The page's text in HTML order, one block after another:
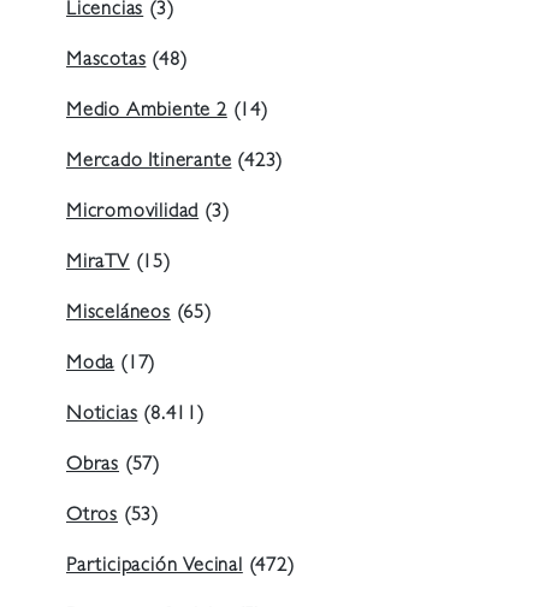
Licencias(3)
Mascotas(48)
Medio Ambiente 2(14)
Mercado Itinerante(423)
Micromovilidad(3)
MiraTV(15)
Misceláneos(65)
Moda(17)
Noticias(8.411)
Obras (57)
Otros (53)
Participación Vecinal(472)